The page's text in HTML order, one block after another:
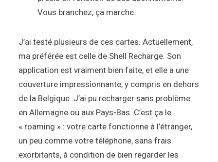
Vous branchez, ça marche.
J’ai testé plusieurs de ces cartes. Actuellement,
ma préférée est celle de Shell Recharge. Son
application est vraiment bien faite, et elle a une
couverture impressionnante, y compris en dehors
de la Belgique. J’ai pu recharger sans problème
en Allemagne ou aux Pays-Bas. C’est ça le
« roaming » : votre carte fonctionne à l’étranger,
un peu comme votre téléphone, sans frais
exorbitants, à condition de bien regarder les